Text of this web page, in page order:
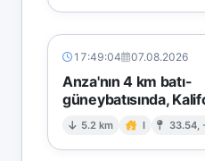
17:49:04 07.08.2026
Anza'nın 4 km batı-
güneybatısında,
5.2 km I 33.54,